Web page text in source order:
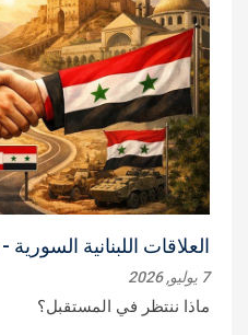
العلاقات اللبنانية
7 يوليو, 2026
ماذا ننتظر في المستقبل؟